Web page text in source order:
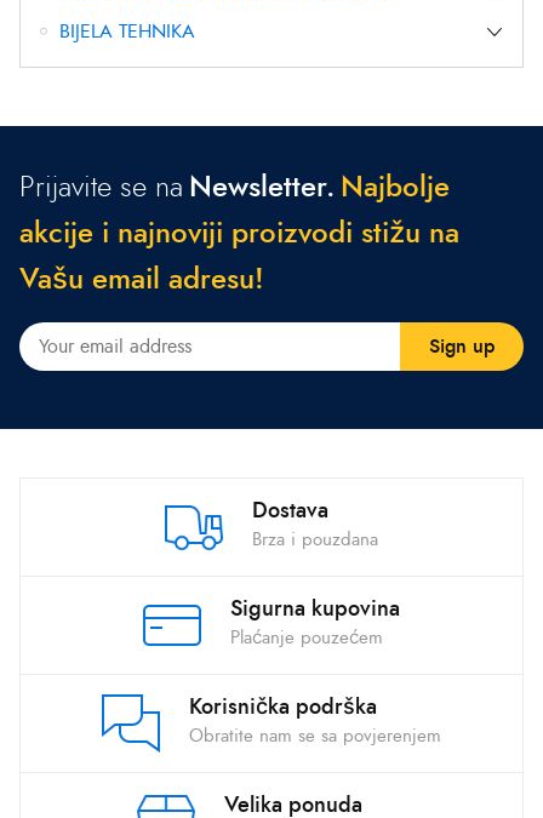
BIJELA TEHNIKA
Prijavite se na Newsletter. Naj bo je
a kcije i najnoviji proizvod i stižu na
Vašu emai ad resu!
Dostava
Brza i pouzdana
Sigurna kupovina
Plaćanje pouzećem
Korisnička podrška
Obratite nam se sa povjerenjem
Velika ponuda